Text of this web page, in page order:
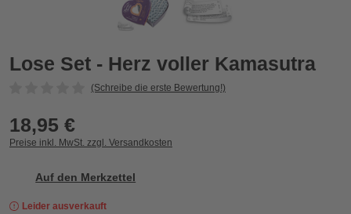
Lose Set - Herz voller Kamasutra
(Schreibe die erste Bewertung!)
18,95 €
Preise inkl. MwSt. zzgl. Versandkosten
Auf den Merkzettel
Leider ausverkauft